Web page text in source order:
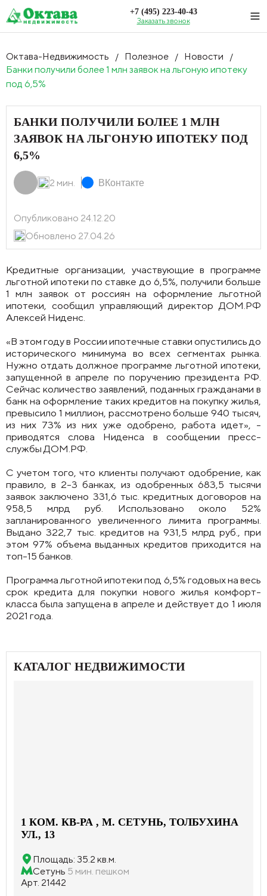
+7 (495) 223-40-43
Заказать звонок
Октава-Недвижимость / Полезное / Новости /
Банки получили более 1 млн заявок на льгоную ипотеку
под 6,5%
БАНКИ ПОЛУЧИЛИ БОЛЕЕ 1 МЛН
ЗАЯВОК НА ЛЬГОНУЮ ИПОТЕКУ ПОД
6,5%
2 мин. ВКонтакте
Опубликовано 24.12.20
Обновлено 27.04.26
Кредитные организации, участвующие в программе
льготной ипотеки по ставке до 6,5%, получили больше
1 млн заявок от россиян на оформление льготной
ипотеки, сообщил управляющий директор ДОМ.РФ
Алексей Ниденс.
«В этом году в России ипотечные ставки опустились до
исторического минимума во всех сегментах рынка.
Нужно отдать должное программе льготной ипотеки,
запущенной в апреле по поручению президента РФ.
Сейчас количество заявлений, поданных гражданами в
банк на оформление таких кредитов на покупку жилья,
превысило 1 миллион, рассмотрено больше 940 тысяч,
из них 73% из них уже одобрено, работа идет», -
приводятся слова Ниденса в сообщении пресс-
службы ДОМ.РФ.
С учетом того, что клиенты получают одобрение, как
правило, в 2-3 банках, из одобренных 683,5 тысячи
заявок заключено 331,6 тыс. кредитных договоров на
958,5 млрд руб. Использовано около 52%
запланированного увеличенного лимита программы.
Выдано 322,7 тыс. кредитов на 931,5 млрд руб., при
этом 97% объема выданных кредитов приходится на
топ-15 банков.
Программа льготной ипотеки под 6,5% годовых на весь
срок кредита для покупки нового жилья комфорт-
класса была запущена в апреле и действует до 1 июля
2021 года.
КАТАЛОГ НЕДВИЖИМОСТИ
1 КОМ. КВ-РА , М. СЕТУНЬ, ТОЛБУХИНА
УЛ., 13
Площадь: 35.2 кв.м.
Сетунь 5 мин. пешком
Арт. 21442